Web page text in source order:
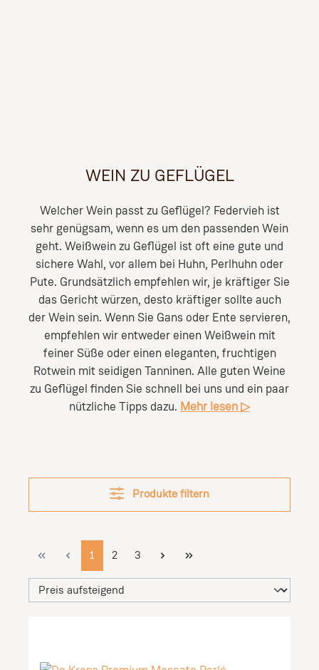
WEIN ZU GEFLÜGEL
Welcher Wein passt zu Geflügel? Federvieh ist
sehr genügsam, wenn es um den passenden Wein
geht. Weißwein zu Geflügel ist oft eine gute und
sichere Wahl, vor allem bei Huhn, Perlhuhn oder
Pute. Grundsätzlich empfehlen wir, je kräftiger Sie
das Gericht würzen, desto kräftiger sollte auch
der Wein sein. Wenn Sie Gans oder Ente servieren,
empfehlen wir entweder einen Weißwein mit
feiner Süße oder einen eleganten, fruchtigen
Rotwein mit seidigen Tanninen. Alle guten Weine
zu Geflügel finden Sie schnell bei uns und ein paar
nützliche Tipps dazu. Mehr lesen ▷
Produkte filtern
Seite
1 Seite
2 Seite
3